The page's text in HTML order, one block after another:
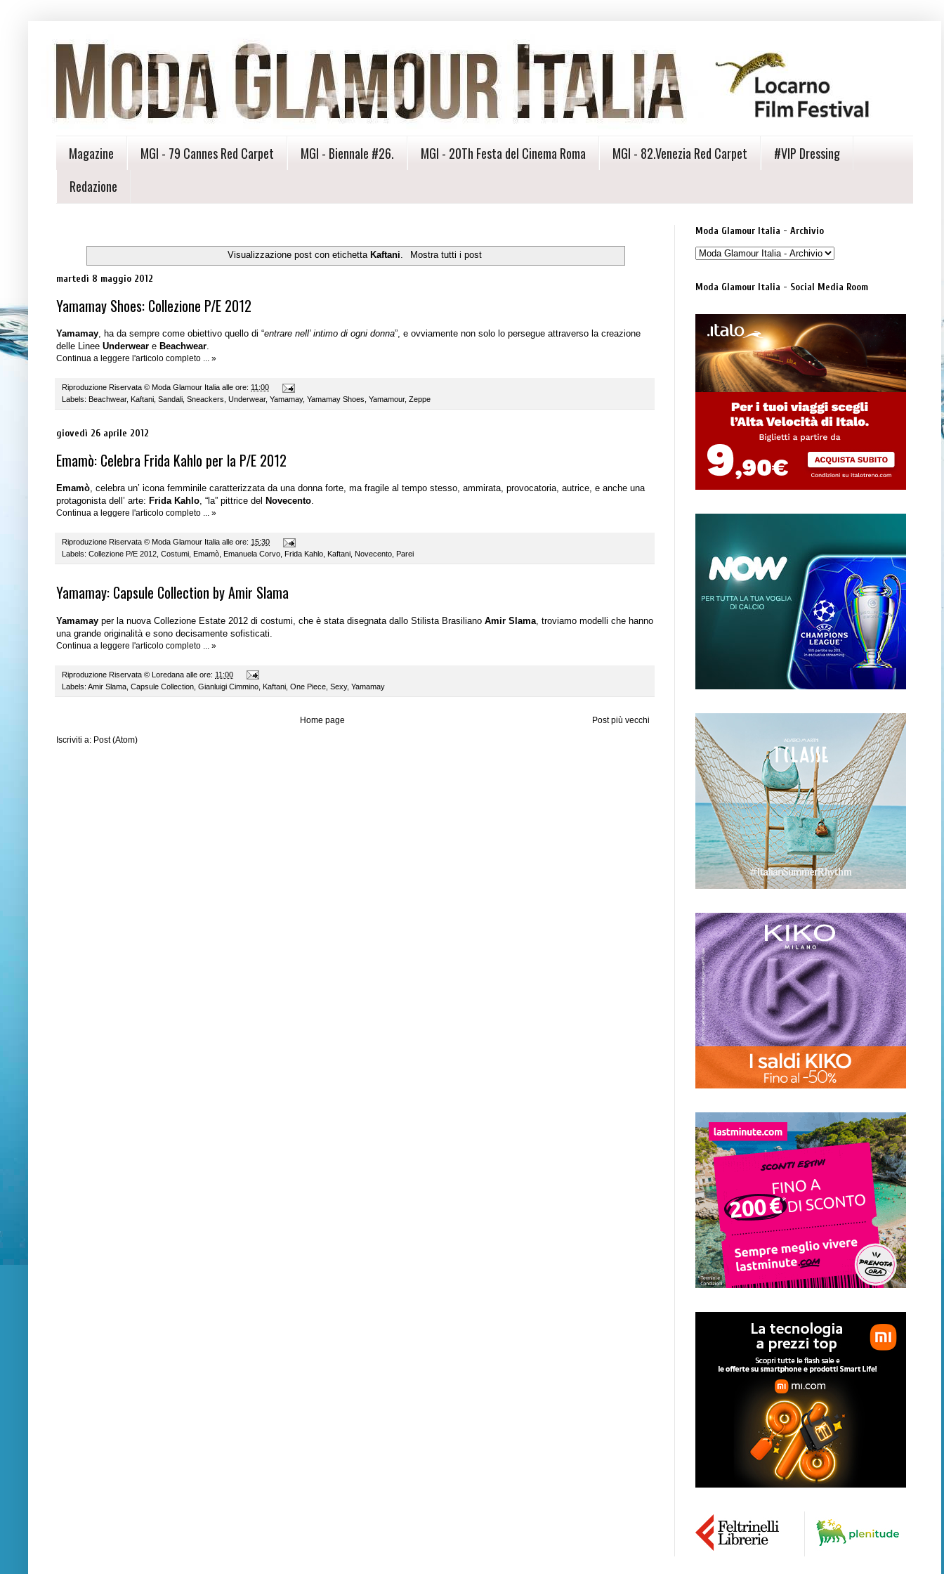
Magazine MGI - 79 Cannes Red Carpet MGI - Biennale #26. MGI - 20Th Festa del Cinema Roma MGI - 82.Venezia Red Carpet
#VIP Dressing
Redazione
Visualizzazione post con etichetta Kaftani. Mostra tutti i post
martedì 8 maggio 2012
Yamamay Shoes: Collezione P/E 2012
Yamamay, ha da sempre come obiettivo quello di “entrare nell’ intimo di ogni donna”, e ovviamente non solo lo persegue attraverso la creazione
delle Linee Underwear e Beachwear.
Continua a leggere l'articolo completo ... »
Riproduzione Riservata © Moda Glamour Italia alle ore: 11:00
Labels: Beachwear, Kaftani Sandali Sneackers Underwear, Yamamay, Yamamay Shoes Yamamour, Zeppe
giovedì 26 aprile 2012
Emamò: Celebra Frida Kahlo per la P/E 2012
Emamò, celebra un’ icona femminile caratterizzata da una donna forte, ma fragile al tempo stesso, ammirata, provocatoria, autrice, e anche una
protagonista dell’ arte: Frida Kahlo, “la” pittrice del Novecento.
Continua a leggere l'articolo completo ... »
Riproduzione Riservata © Moda Glamour Italia alle ore: 15:30
Labels: Collezione P/E 2012, Costumi, Emamò, Emanuela Corvo, Frida Kahlo, Kaftani, Novecento, Parei
Yamamay: Capsule Collection by Amir Slama
Yamamay per la nuova Collezione Estate 2012 di costumi, che è stata disegnata dallo Stilista Brasiliano Amir Slama , troviamo modelli che hanno
una grande originalità e sono decisamente sofisticati.
Continua a leggere l'articolo completo ... »
Riproduzione Riservata © Loredana alle ore: 11:00
Labels: Amir Slama Capsule Collection Gianluigi Cimmino Kaftani One Piece Sexy, Yamamay
Post più vecchi
Home page
Iscriviti a: Post (Atom)
Moda Glamour Italia - Archivio
Moda Glamour Italia - Social Media Room